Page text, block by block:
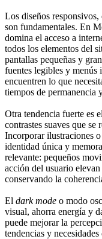
Los diseños
son fundamentales. En
domina el acceso a
todos los elementos del
pantallas pequeñas y
fuentes legibles y
encuentren lo que
tiempos de permanencia
Otra tendencia fuerte es
contrastes suaves que se
Incorporar ilustraciones
identidad única y
relevante: pequeños
acción del usuario
conservando la
El dark mode o modo
visual, ahorra energía y
puede mejorar la
tendencias y